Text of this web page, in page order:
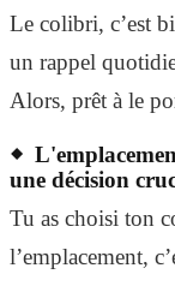
Le colibri, c’est
un rappel
Alors, prêt à le
une décision
Tu as choisi ton
l’emplacement,